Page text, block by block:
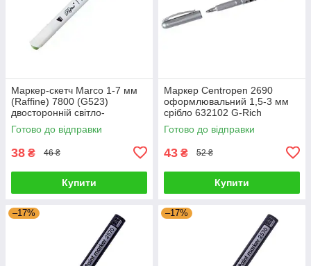
Маркер-скетч Marco 1-7 мм
(Raffine) 7800 (G523)
двосторонній світло-
оливковий 622816 G-Rich
Готово до відправки
38 ₴ 46 ₴
Купити
Маркер Centropen 2690
оформлювальний 1,5-3 мм
срібло 632102 G-Rich
Готово до відправки
43 ₴ 52 ₴
Купити
–17% –17%